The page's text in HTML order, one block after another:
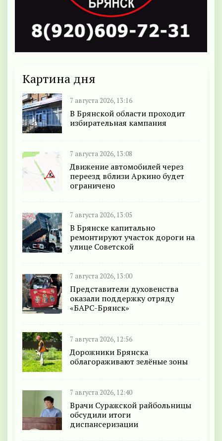
Картина дня
7 августа 2026, 13:16
В Брянской области проходит
избирательная кампания
7 августа 2026, 13:08
Движение автомобилей через
переезд вблизи Аркино будет
ограничено
7 августа 2026, 13:05
В Брянске капитально
ремонтируют участок дороги на
улице Советской
7 августа 2026, 13:00
Представители духовенства
оказали поддержку отряду
«БАРС-Брянск»
7 августа 2026, 12:56
Дорожники Брянска
облагораживают зелёные зоны
7 августа 2026, 12:40
Врачи Суражской райбольницы
обсудили итоги
диспансеризации